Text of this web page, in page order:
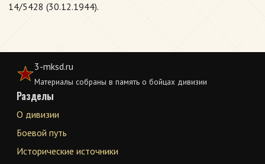
14/5428 (30.12.1944).
3-mksd.ru
Материалы собраны в память о бойцах дивизии
Разделы
О дивизии
Боевой путь
Исторические источники